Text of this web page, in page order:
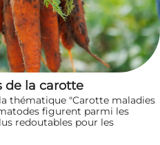
de la carotte
thématique "Carotte maladies
figurent parmi les
redoutables pour les